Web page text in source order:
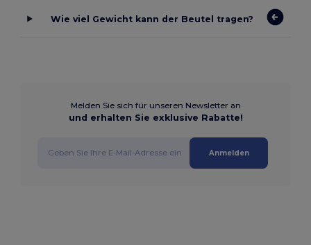
Wie viel Gewicht kann der Beutel tragen?
Melden Sie sich für unseren Newsletter an
und erhalten Sie exklusive Rabatte!
Anmelden